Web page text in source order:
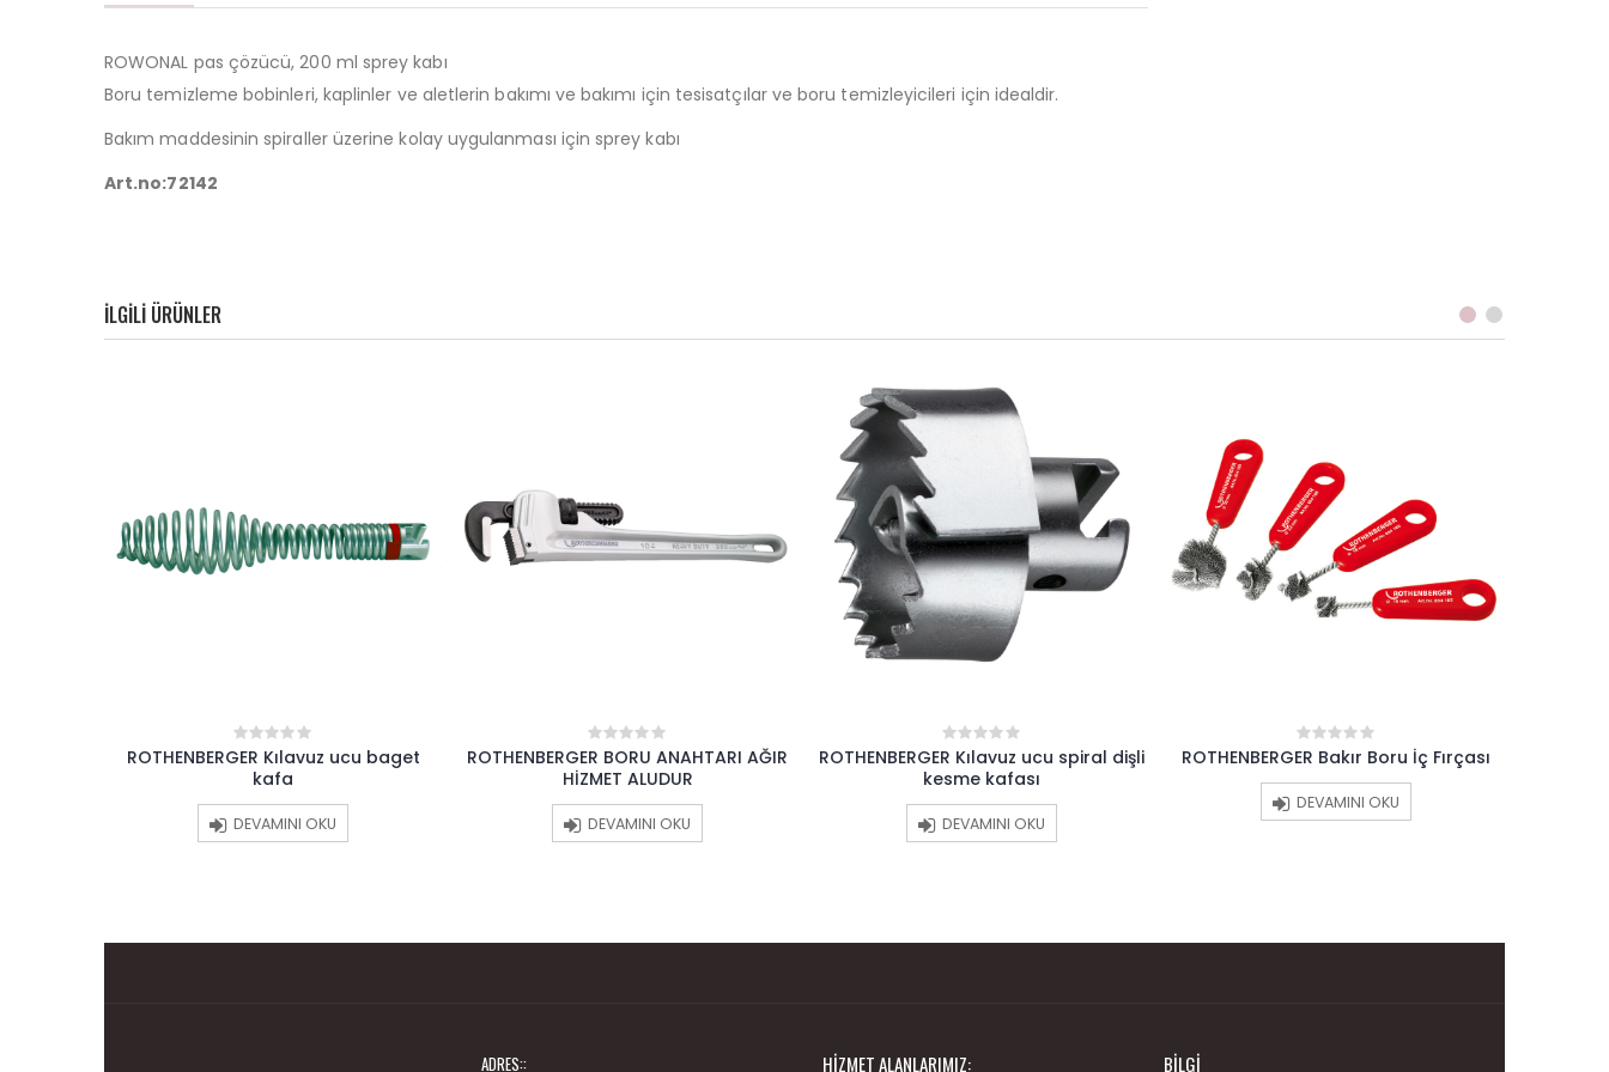
ROWONAL pas çözücü, 200 ml sprey kabı
Boru temizleme bobinleri, kaplinler ve aletlerin bakımı ve bakımı için tesisatçılar ve boru temizleyicileri için idealdir.
Bakım maddesinin spiraller üzerine kolay uygulanması için sprey kabı
Art.no:72142
ILGILI ÜRÜNLER
0
out
5
ROTHENBERGER Kılavuz ucu baget
kafa
DEVAMINI OKU
0
out
of
5
ROTHENBERGER BORU ANAHTARI AĞIR
HİZMET ALUDUR
DEVAMINI OKU
0
of
5
ROTHENBERGER Kılavuz ucu spiral dişli
kesme kafası
DEVAMINI OKU
0
of
5
ROTHENBERGER Bakır Boru İç Fırçası
DEVAMINI OKU
ADRES:: HIZMET ALANLARIMIZ: BILGI